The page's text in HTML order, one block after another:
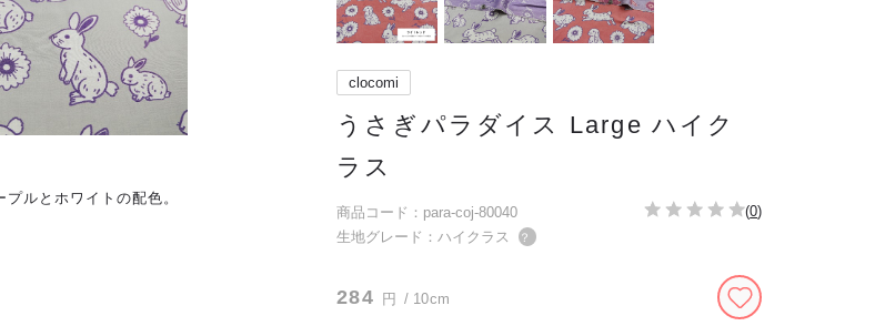
clocomi
うさぎパラダイス Large ハイク
ラス
商品コード：para-coj-80040
生地グレード：ハイクラス
？
(0)
284 円 / 10cm
ルとホワイトの配色。